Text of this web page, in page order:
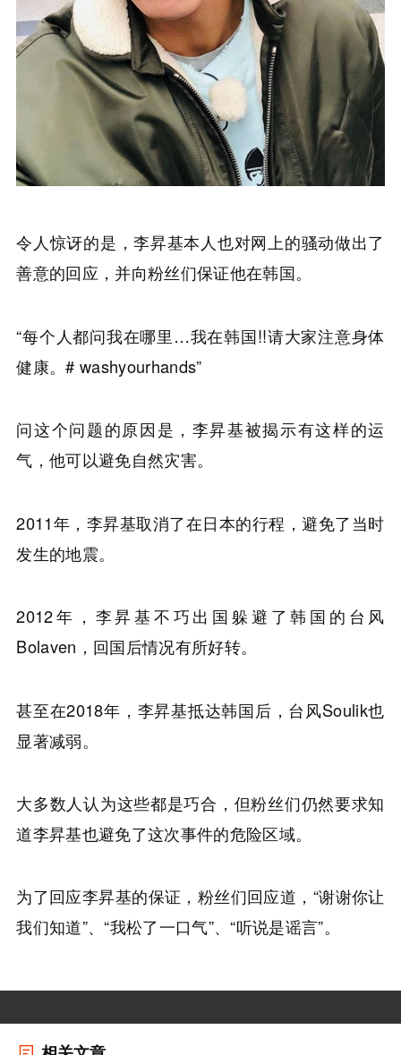
令人惊讶的是，李昇基本人也对网上的骚动做出了
善意的回应，并向粉丝们保证他在韩国。
“每个人都问我在哪里…我在韩国!!请大家注意身体
健康。# washyourhands”
问这个问题的原因是，李昇基被揭示有这样的运
气，他可以避免自然灾害。
2011年，李昇基取消了在日本的行程，避免了当时
发生的地震。
2012年，李昇基不巧出国躲避了韩国的台风
Bolaven，回国后情况有所好转。
甚至在2018年，李昇基抵达韩国后，台风Soulik也
显著减弱。
大多数人认为这些都是巧合，但粉丝们仍然要求知
道李昇基也避免了这次事件的危险区域。
为了回应李昇基的保证，粉丝们回应道，“谢谢你让
我们知道”、“我松了一口气”、“听说是谣言”。